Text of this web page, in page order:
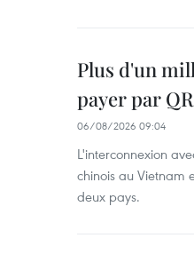
Plus d'un
payer par
06/08/2026 09:04
L'interconnexion
chinois au Vietnam
deux pays.